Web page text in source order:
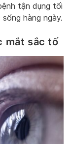
tận dụng tối
hàng ngày.
mắt sắc tố